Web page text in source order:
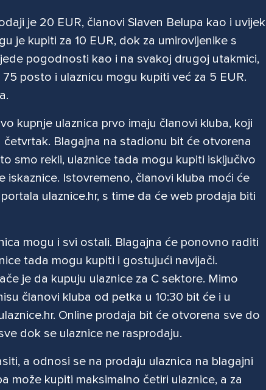
je 20 EUR, članovi Slaven Belupa kao i uvijek
je kupiti za 10 EUR, dok za umirovljenike s
pogodnosti kao i na svakoj drugoj utakmici,
posto i ulaznicu mogu kupiti već za 5 EUR.
kupnje ulaznica prvo imaju članovi kluba, koji
Blagajna na stadionu bit će otvorena
smo rekli, ulaznice tada mogu kupiti isključivo
iskaznice. Istovremeno, članovi kluba moći će
ulaznice.hr, s time da će web prodaja biti
mogu i svi ostali. Blagajna će ponovno raditi
tada mogu kupiti i gostujući navijači.
je da kupuju ulaznice za C sektore. Mimo
članovi kluba od petka u 10:30 bit će i u
Online prodaja bit će otvorena sve do
dok se ulaznice ne rasprodaju.
a odnosi se na prodaju ulaznica na blagajni
može kupiti maksimalno četiri ulaznice, a za